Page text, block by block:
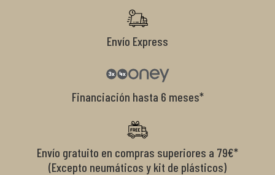
Envío Express
Financiación hasta 6 meses*
Envío gratuito en compras superiores a 79€*
(Excepto neumáticos y kit de plásticos)